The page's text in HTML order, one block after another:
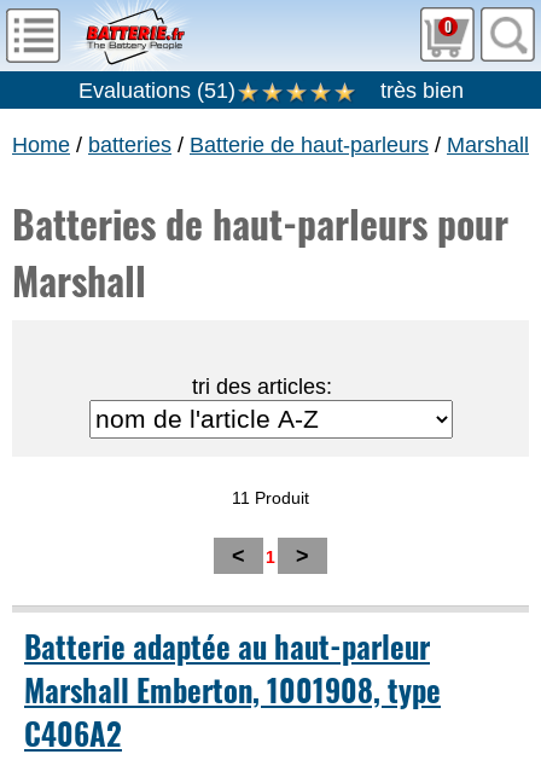
0
Evaluations(51) très bien
Home / batteries / Batterie de haut-parleurs / Marshall
Batteries de haut-parleurs pour
Marshall
tri des articles:
11 Produit
< 1 >
Batterie adaptée au haut-parleur
Marshall Emberton, 1001908, type
C406A2